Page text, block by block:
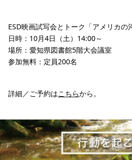
ESD映画試写会とトーク「アメリカの
日時：10月4日（土）14:00～
場所：愛知県図書館5階大会議室
参加無料：定員200名
詳細／ご予約はこちらから。